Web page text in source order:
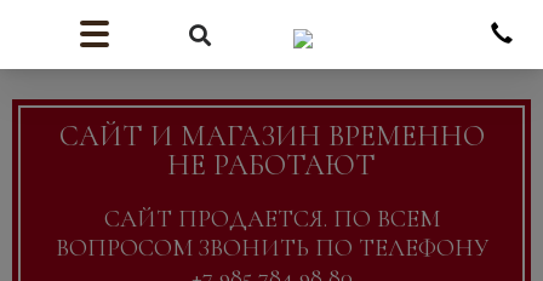
САЙТ И МАГАЗИН ВРЕМЕННО
НЕ РАБОТАЮТ
САЙТ ПРОДАЕТСЯ. ПО ВСЕМ
ВОПРОСОМ ЗВОНИТЬ ПО ТЕЛЕФОНУ